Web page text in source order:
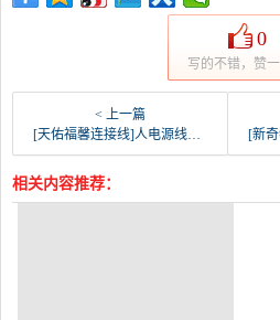
0
写的不错，赞一
< 上一篇
[天佑福馨连接线]人电源线原装空气净化石头原装小米扫地月销量0件仅售39元
[新奇特特色店空
相关内容推荐：